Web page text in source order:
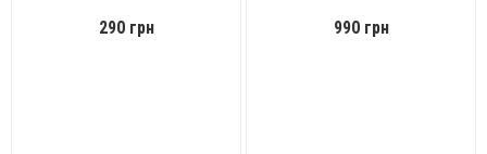
290 грн 990 грн